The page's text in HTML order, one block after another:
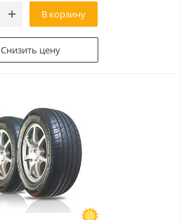
В корзину
Снизить цену